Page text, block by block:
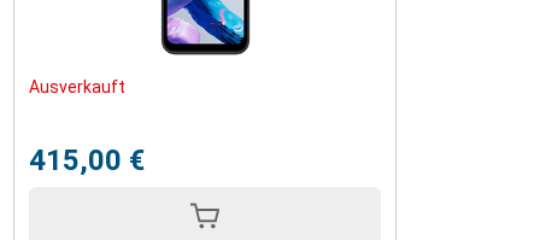
Ausverkauft
415,00 €